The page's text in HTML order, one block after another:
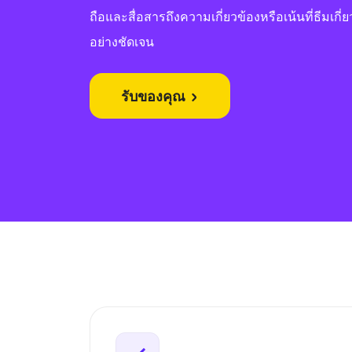
ถือและสื่อสารถึงความเกี่ยวข้องหรือเน้นที่ธีมเกี่
อย่างชัดเจน
รับของคุณ